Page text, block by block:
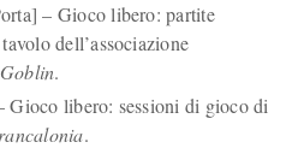
– Gioco libero: partite
dell’associazione
.
Gioco libero: sessioni di gioco di
.